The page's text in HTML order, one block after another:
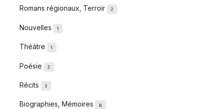
Romans régionaux, Terroir 2
Nouvelles 1
Théâtre 1
Poésie 2
Récits 3
Biographies, Mémoires 6